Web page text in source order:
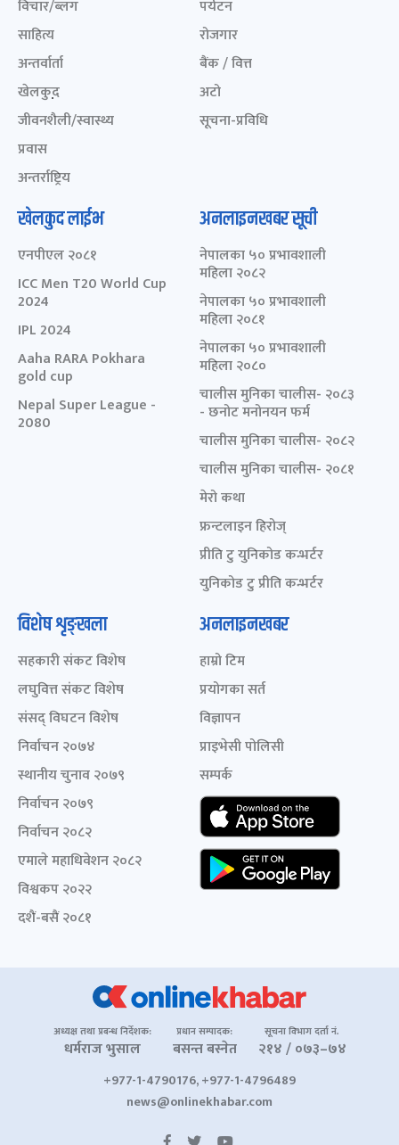
विचार/ब्लग
साहित्य
अन्तर्वार्ता
खेलकुद़़
जीवनशैली/स्वास्थ्य
प्रवास
अन्तर्राष्ट्रिय
पर्यटन
रोजगार
बैंक / वित्त
अटो
सूचना-प्रविधि
खेलकुद लाईभ
एनपीएल २०८१
ICC Men T20 World Cup
2024
IPL 2024
Aaha RARA Pokhara
gold cup
Nepal Super League -
2080
अनलाइनखबर सूची
नेपालका ५० प्रभावशाली
महिला २०८२
नेपालका ५० प्रभावशाली
महिला २०८१
नेपालका ५० प्रभावशाली
महिला २०८०
चालीस मुनिका चालीस- २०८३
- छनोट मनोनयन फर्म
चालीस मुनिका चालीस- २०८२
चालीस मुनिका चालीस- २०८१
मेरो कथा
फ्रन्टलाइन हिरोज्
प्रीति टु युनिकोड कन्भर्टर
युनिकोड टु प्रीति कन्भर्टर
विशेष शृङ्खला
सहकारी संकट विशेष
लघुवित्त संकट विशेष
संसद् विघटन विशेष
निर्वाचन २०७४
स्थानीय चुनाव २०७९
निर्वाचन २०७९
निर्वाचन २०८२
एमाले महाधिवेशन २०८२
विश्वकप २०२२
दशैं-बसैं २०८१
अनलाइनखबर
हाम्रो टिम
प्रयोगका सर्त
विज्ञापन
प्राइभेसी पोलिसी
सम्पर्क
अध्यक्ष तथा प्रबन्ध निर्देशक:
धर्मराज भुसाल
प्रधान सम्पादक:
बसन्त बस्नेत
सूचना विभाग दर्ता नं.
२१४ / ०७३–७४
+977-1-4790176, +977-1-4796489
news@onlinekhabar.com